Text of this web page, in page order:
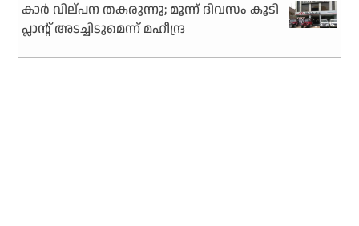
കാര്‍ വില്പന തകരുന്നു; മൂന്ന് ദിവസം കൂടി
പ്ലാന്റ് അടച്ചിടുമെന്ന് മഹീന്ദ്ര